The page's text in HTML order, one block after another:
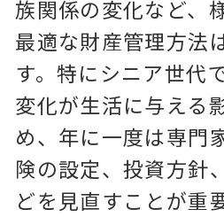
族関係の変化など、
最適な財産管理方法
す。特にシニア世代
変化が生活に与える
め、年に一度は専門
険の設定、投資方針
どを見直すことが重